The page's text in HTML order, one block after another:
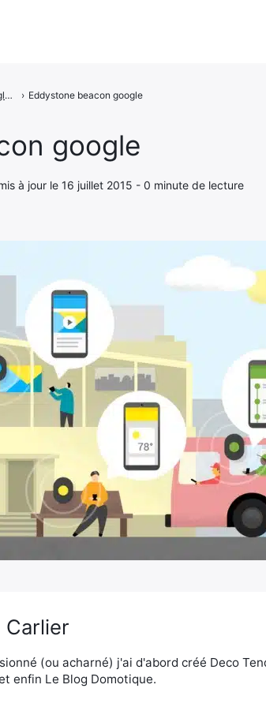
google
à jour le 16 juillet 2015 - 0 minute de lecture
Eddystone - Google veut concurrencer les iBeacon d’Apple › Eddystone beacon google
Carlier
(ou acharné) j'ai d'abord créé Deco
enfin Le Blog Domotique.